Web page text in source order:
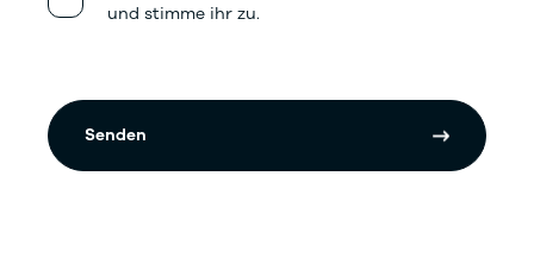
und stimme ihr zu.
Senden